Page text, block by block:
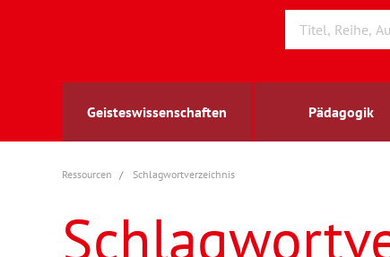
Geisteswissenschaften Pädagogik
Archäologie
Berufs- und Wirtschaftspädagogik
Arbeitsmarktforschung
Außenwirtschaft
berufsbildung
Ressourcen Schlagwortverzeichnis